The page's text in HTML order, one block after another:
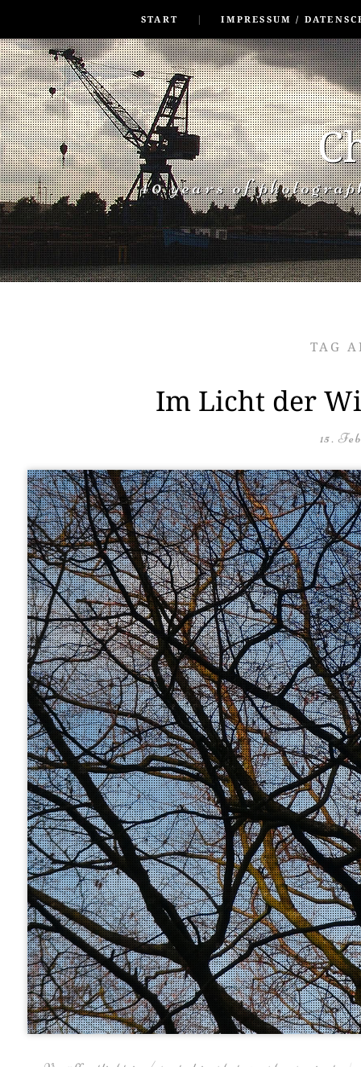
START
IMPRESSUM /
40 years of
TAG
Im Licht der
15.